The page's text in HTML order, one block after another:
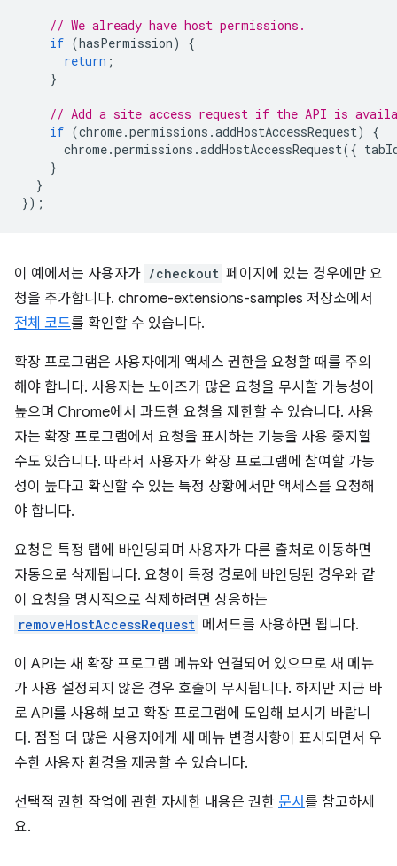
// We already have host permissions.
if (hasPermission)
{
return ;
}
// Add a site access request if the API is
if (chrome.permissions .addHostAccessRequest)
{
chrome.permissions .addHostAccessRequest({
}
}
});
이 예에서는 사용자가 /checkout 페이지에 있는 경우에만 요
청을 추가합니다. chrome-extensions-samples 저장소에서
전체 코드를 확인할 수 있습니다.
확장 프로그램은 사용자에게 액세스 권한을 요청할 때를 주의
해야 합니다. 사용자는 노이즈가 많은 요청을 무시할 가능성이
높으며 Chrome에서 과도한 요청을 제한할 수 있습니다. 사용
자는 확장 프로그램에서 요청을 표시하는 기능을 사용 중지할
수도 있습니다. 따라서 사용자가 확장 프로그램에 참여할 가능
성이 높다고 확신할 수 있는 특정 상황에서만 액세스를 요청해
야 합니다.
요청은 특정 탭에 바인딩되며 사용자가 다른 출처로 이동하면
자동으로 삭제됩니다. 요청이 특정 경로에 바인딩된 경우와 같
이 요청을 명시적으로 삭제하려면 상응하는
removeHostAccessRequest 메서드를 사용하면 됩니다.
이 API는 새 확장 프로그램 메뉴와 연결되어 있으므로 새 메뉴
가 사용 설정되지 않은 경우 호출이 무시됩니다. 하지만 지금 바
로 API를 사용해 보고 확장 프로그램에 도입해 보시기 바랍니
다. 점점 더 많은 사용자에게 새 메뉴 변경사항이 표시되면서 우
수한 사용자 환경을 제공할 수 있습니다.
선택적 권한 작업에 관한 자세한 내용은 권한 문서를 참고하세
요.